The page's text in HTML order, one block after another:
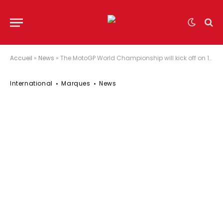
Accueil » News » The MotoGP World Championship will kick off on 19th July in Jerez de la Frontera (Spain), and it will consist of a minimum of 13 races
International Marques News